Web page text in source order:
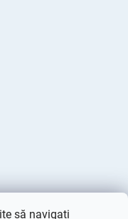
să navigați